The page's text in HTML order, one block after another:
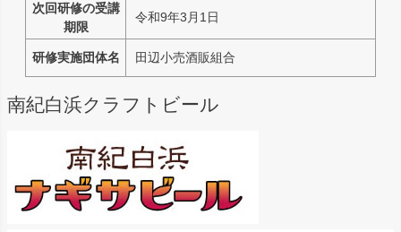
次回研修の受講
期限
令和9年3月1日
研修実施団体名 田辺小売酒販組合
南紀白浜クラフトビール